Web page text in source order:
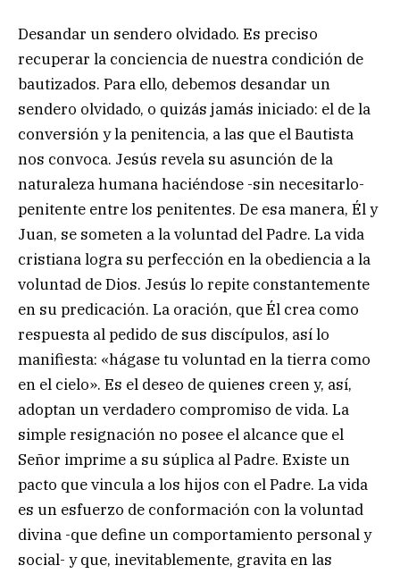
Desandar un sendero olvidado. Es preciso
recuperar la conciencia de nuestra condición de
bautizados. Para ello, debemos desandar un
sendero olvidado, o quizás jamás iniciado: el de la
conversión y la penitencia, a las que el Bautista
nos convoca. Jesús revela su asunción de la
naturaleza humana haciéndose -sin necesitarlo-
penitente entre los penitentes. De esa manera, Él y
Juan, se someten a la voluntad del Padre. La vida
cristiana logra su perfección en la obediencia a la
voluntad de Dios. Jesús lo repite constantemente
en su predicación. La oración, que Él crea como
respuesta al pedido de sus discípulos, así lo
manifiesta: «hágase tu voluntad en la tierra como
en el cielo». Es el deseo de quienes creen y, así,
adoptan un verdadero compromiso de vida. La
simple resignación no posee el alcance que el
Señor imprime a su súplica al Padre. Existe un
pacto que vincula a los hijos con el Padre. La vida
es un esfuerzo de conformación con la voluntad
divina -que define un comportamiento personal y
social- y que, inevitablemente, gravita en las